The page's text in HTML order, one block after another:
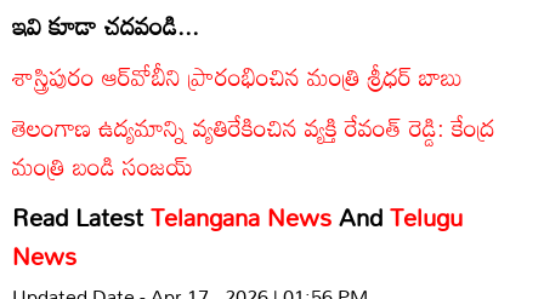
ఇవి కూడా చదవండి...
శాస్త్రిపురం ఆర్‌వోబీని ప్రారంభించిన మంత్రి శ్రీధర్ బాబు
తెలంగాణ ఉద్యమాన్ని వ్యతిరేకించిన వ్యక్తి రేవంత్ రెడ్డి: కేంద్ర
మంత్రి బండి సంజయ్
Read LatestTelangana NewsAndTelugu
News